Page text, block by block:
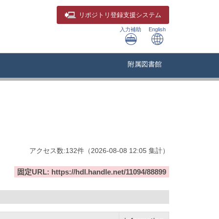
リポジトリ 登録支援システム
入力補助 English
附属図書館
アクセス数:132件 （2026-08-08 12:05 集計）
固定URL: https://hdl.handle.net/11094/88899